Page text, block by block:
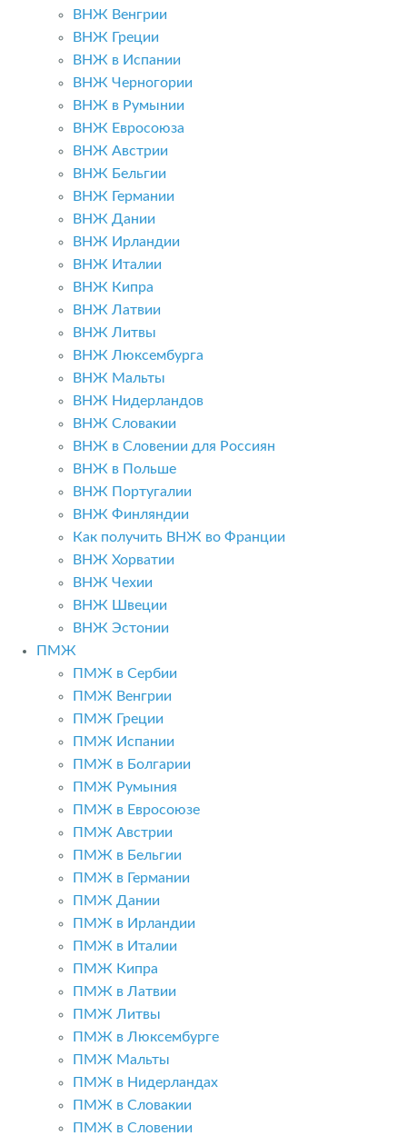
ВНЖ Венгрии
ВНЖ Греции
ВНЖ в Испании
ВНЖ Черногории
ВНЖ в Румынии
ВНЖ Евросоюза
ВНЖ Австрии
ВНЖ Бельгии
ВНЖ Германии
ВНЖ Дании
ВНЖ Ирландии
ВНЖ Италии
ВНЖ Кипра
ВНЖ Латвии
ВНЖ Литвы
ВНЖ Люксембурга
ВНЖ Мальты
ВНЖ Нидерландов
ВНЖ Словакии
ВНЖ в Словении для Россиян
ВНЖ в Польше
ВНЖ Португалии
ВНЖ Финляндии
Как получить ВНЖ во Франции
ВНЖ Хорватии
ВНЖ Чехии
ВНЖ Швеции
ВНЖ Эстонии
ПМЖ
ПМЖ в Сербии
ПМЖ Венгрии
ПМЖ Греции
ПМЖ Испании
ПМЖ в Болгарии
ПМЖ Румыния
ПМЖ в Евросоюзе
ПМЖ Австрии
ПМЖ в Бельгии
ПМЖ в Германии
ПМЖ Дании
ПМЖ в Ирландии
ПМЖ в Италии
ПМЖ Кипра
ПМЖ в Латвии
ПМЖ Литвы
ПМЖ в Люксембурге
ПМЖ Мальты
ПМЖ в Нидерландах
ПМЖ в Словакии
ПМЖ в Словении